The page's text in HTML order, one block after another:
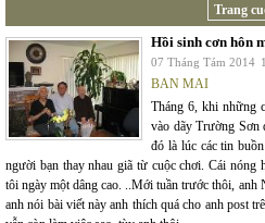
Trang
Hồi sinh cơn hôn
07 Tháng Tám 2014
BAN MAI
Tháng 6, khi những
vào dãy Trường Sơn
đó là lúc các tin
người bạn thay nhau giã từ cuộc chơi. Cái nóng
tôi ngày một dâng cao. ..Mới tuần trước thôi, anh
anh nói bài viết này anh thích quá cho anh post